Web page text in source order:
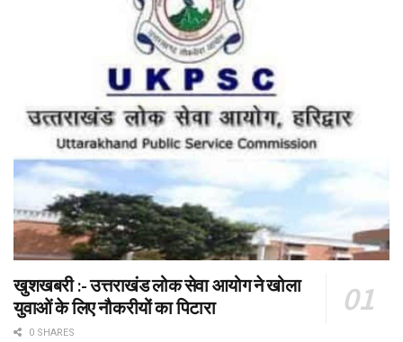
खुशखबरी :- उत्तराखंड लोक सेवा आयोग ने खोला
युवाओं के लिए नौकरीयों का पिटारा
0 SHARES